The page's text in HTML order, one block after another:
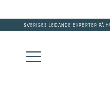
SVERIGES LEDANDE EXPERTER PÅ